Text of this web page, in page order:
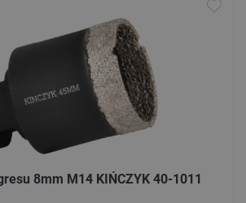
8mm M14 KIŃCZYK 40-1011